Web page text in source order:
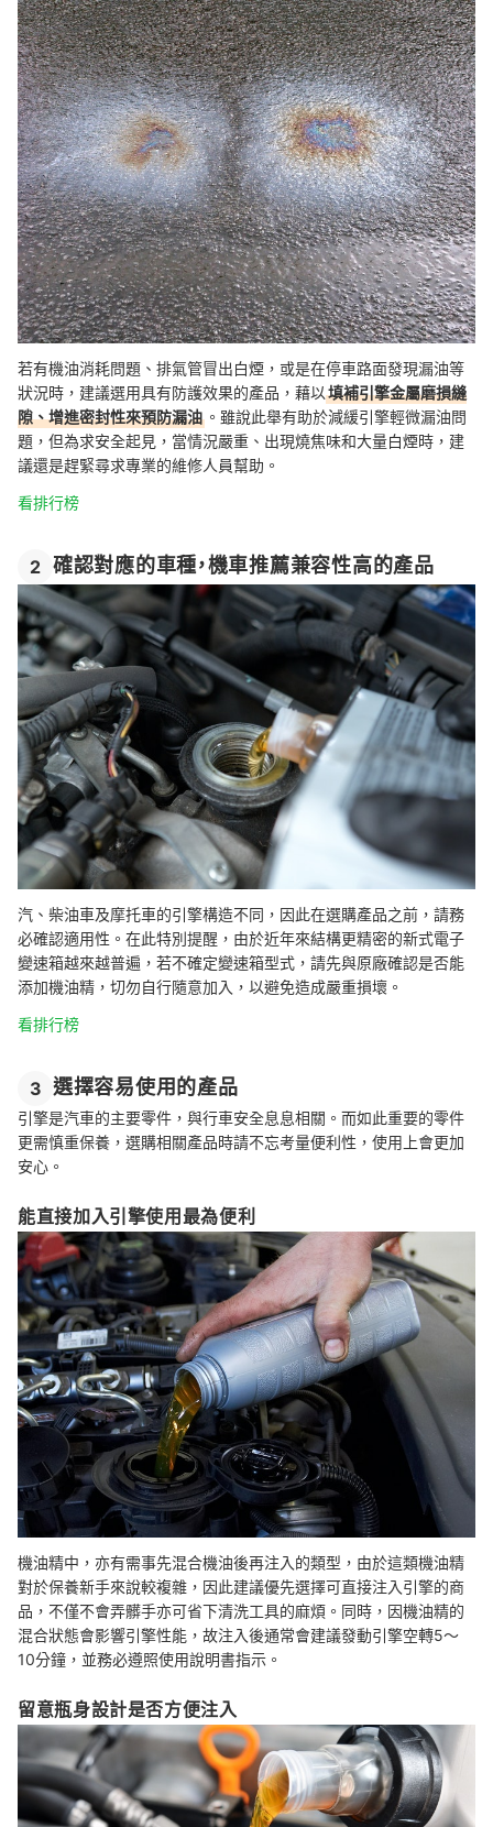
若有機油消耗問題、排氣管冒出白煙，或是在停車路面發現漏油等
狀況時，建議選用具有防護效果的產品，藉以填補引擎金屬磨損縫
隙、增進密封性來預防漏油 。雖說此舉有助於減緩引擎輕微漏油問
題，但為求安全起見，當情況嚴重、出現燒焦味和大量白煙時，建
議還是趕緊尋求專業的維修人員幫助。
看排行榜
2 確認對應的車種，機車推薦兼容性高的產品
汽、柴油車及摩托車的引擎構造不同，因此在選購產品之前，請務
必確認適用性。在此特別提醒，由於近年來結構更精密的新式電子
變速箱越來越普遍，若不確定變速箱型式，請先與原廠確認是否能
添加機油精，切勿自行隨意加入，以避免造成嚴重損壞。
看排行榜
3 選擇容易使用的產品
引擎是汽車的主要零件，與行車安全息息相關。而如此重要的零件
更需慎重保養，選購相關產品時請不忘考量便利性，使用上會更加
安心。
能直接加入引擎使用最為便利
機油精中，亦有需事先混合機油後再注入的類型，由於這類機油精
對於保養新手來說較複雜，因此建議優先選擇可直接注入引擎的商
品，不僅不會弄髒手亦可省下清洗工具的麻煩。同時，因機油精的
混合狀態會影響引擎性能，故注入後通常會建議發動引擎空轉5～
10分鐘，並務必遵照使用說明書指示。
留意瓶身設計是否方便注入